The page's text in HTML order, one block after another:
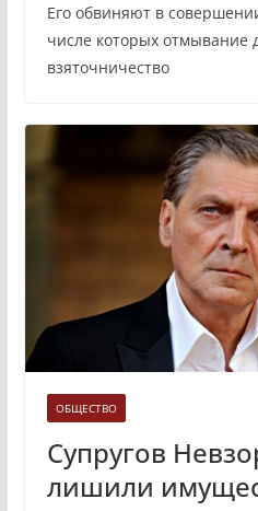
Его обвиняют в
числе которых отмывание
взяточничество
ОБЩЕСТВО
Супругов
лишили